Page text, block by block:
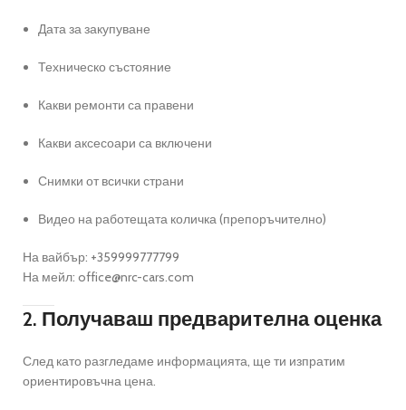
Дата за закупуване
Техническо състояние
Какви ремонти са правени
Какви аксесоари са включени
Снимки от всички страни
Видео на работещата количка (препоръчително)
На вайбър: +359999777799
На мейл: office@nrc-cars.com
2. Получаваш предварителна оценка
След като разгледаме информацията, ще ти изпратим
ориентировъчна цена.